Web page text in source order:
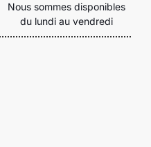
Nous sommes disponibles
du lundi au vendredi